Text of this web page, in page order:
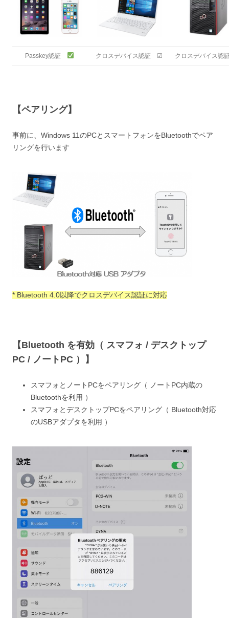
Passkey認証 クロスデバイス認証 ☑ クロスデバイス
【ペアリング】
事前に、Windows 11のPCとスマートフォンをBluetoothでペア
リングを行います
* Bluetooth 4.0以降でクロスデバイス認証に対応
【Bluetooth を有効（ スマフォ / デスクトップ
PC / ノートPC ）】
スマフォとノートPCをペアリング（ ノートPC内蔵の
Bluetoothを利用 ）
スマフォとデスクトップPCをペアリング（ Bluetooth対応
のUSBアダプタを利用 ）